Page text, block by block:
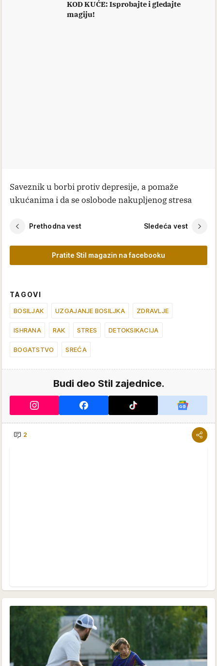
KOD KUĆE: Isprobajte i gledajte
magiju!
Saveznik u borbi protiv depresije, a pomaže
ukućanima i da se oslobode nakupljenog stresa
Prethodna vest Sledeća vest
Pratite Stil magazin na facebooku
TAGOVI
BOSILJAK UZGAJANJE BOSILJKA ZDRAVLJE
ISHRANA RAK STRES DETOKSIKACIJA
BOGATSTVO SREĆA
Budi deo Stil zajednice.
2